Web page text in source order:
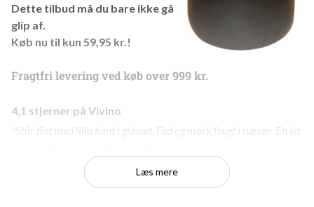
Dette tilbud må du bare ikke gå
glip af.
Køb nu til kun 59,95 kr.!
Fragtfri levering ved køb over 999 kr.
4,1 stjerner på Vivino
"Står flot med lilla kant i glasset. Fad og mørk frugt i næsen. En let
Eftersmagen krydret med noter af mørk chokolade. Glimrende til
ost. Ekstra halv stjerne pga. prisen."
Læs mere